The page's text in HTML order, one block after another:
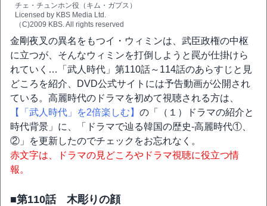
チェ・チュンホン役（キム・ガプス）
Licensed by KBS Media Ltd.
（C)2009 KBS. All rights reserved
金剛夜叉の異名をもつイ・ウィミンは、武臣政権の中枢
に立つが、そんなウィミンを打倒しようと罠が仕掛けら
れていく…「武人時代」第110話～114話のあらすじと見
どころを紹介、DVD公式サイトには予告動画が公開され
ている。高麗時代のドラマを初めて視聴される方は、
【「武人時代」を2倍楽しむ】 の「（１）ドラマの紹介と
時代背景」に、「ドラマで辿る韓国の歴史‐高麗時代①、
②」を更新したのでチェックをお忘れなく。
赤文字は、ドラマの見どころやドラマ視聴に役立つ情
報。
■第110話 木彫りの顔